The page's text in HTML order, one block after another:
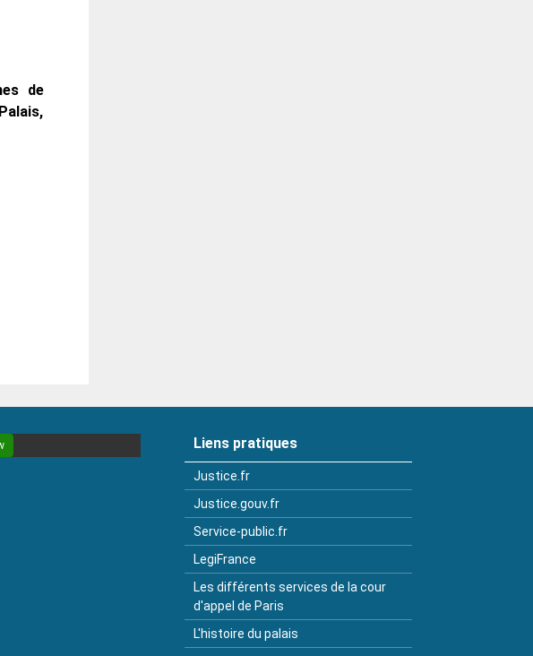
de
Liens pratiques
Justice.fr
Justice.gouv.fr
Service-public.fr
LegiFrance
Les différents services de la cour
d'appel de Paris
L'histoire du palais